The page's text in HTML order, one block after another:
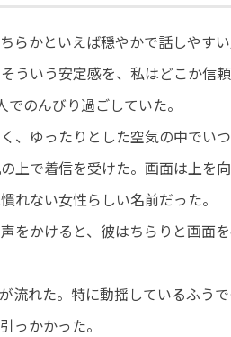
らかといえば穏やかで話しやす
ういう安定感を、私はどこか信頼
のんびり過ごしていた。
、ゆったりとした空気の中でい
上で着信を受けた。画面は上を向
れない女性らしい名前だった。
をかけると、彼はちらりと画面
流れた。特に動揺しているふう
っかかった。